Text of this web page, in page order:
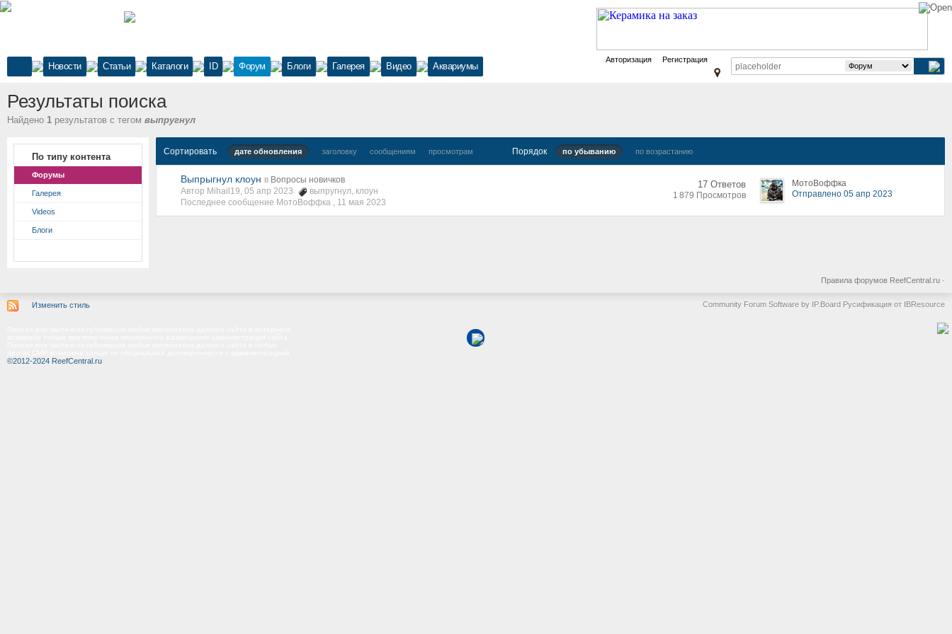
Новости Статьи Каталоги ID Форум Блоги Галерея Видео Аквариумы
Авторизация Регистрация
Результаты поиска
Найдено 1 результатов с тегом выпругнул
По типу контента
Форумы
Галерея
Videos
Блоги
Сортировать дате обновления заголовку сообщениям просмотрам Порядок по убыванию по возрастанию
Выпрыгнул клоун в Вопросы новичков
Автор Mihail19, 05 апр 2023
выпругнул, клоун
Последнее сообщение МотоВоффка , 11 мая 2023
17 Ответов
1 879 Просмотров
МотоВоффка
Отправлено 05 апр 2023
Правила форумов ReefCentral.ru ·
Изменить стиль Community Forum Software by IP.Board Русификация от IBResource
©2012-2024 ReefCentral.ru